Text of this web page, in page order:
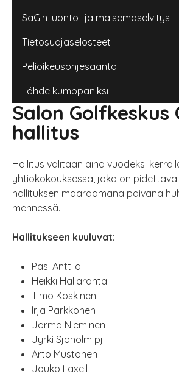
SaG:n luonto- ja maisemaselvitys
Tietosuojaselosteet
Pelioikeusohjesääntö
Lähde kumppaniksi
Salon Golfkeskus
hallitus
Hallitus valitaan aina vuodeksi
yhtiökokouksessa, joka on
hallituksen määräämänä päivänä
mennessä.
Hallitukseen kuuluvat:
Pasi Anttila
Heikki Hallaranta
Timo Koskinen
Irja Parkkonen
Jorma Nieminen
Jyrki Sjöholm pj.
Arto Mustonen
Jouko Laxell